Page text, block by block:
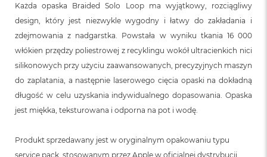
Każda opaska Braided Solo Loop ma wyjątkowy, rozciągliwy
design, który jest niezwykle wygodny i łatwy do zakładania i
zdejmowania z nadgarstka. Powstała w wyniku tkania 16 000
włókien przędzy poliestrowej z recyklingu wokół ultracienkich nici
silikonowych przy użyciu zaawansowanych, precyzyjnych maszyn
do zaplatania, a następnie laserowego cięcia opaski na dokładną
długość w celu uzyskania indywidualnego dopasowania. Opaska
jest miękka, teksturowana i odporna na pot i wodę.
Produkt sprzedawany jest w oryginalnym opakowaniu typu
service pack, stosowanym przez Apple w oficjalnej dystrybucji